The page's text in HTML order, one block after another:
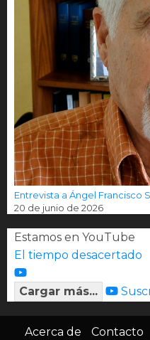
Entrevista a Ángel Francisco
20 de junio de 2026
Estamos en YouTube
El tiempo desacertado
Cargar más...
Acerca de Contacto